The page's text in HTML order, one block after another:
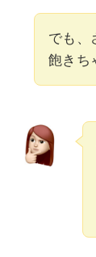
でも、
飽きち